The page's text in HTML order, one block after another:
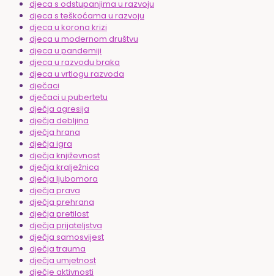
djeca s odstupanjima u razvoju
djeca s teškoćama u razvoju
djeca u korona krizi
djeca u modernom društvu
djeca u pandemiji
djeca u razvodu braka
djeca u vrtlogu razvoda
dječaci
dječaci u pubertetu
dječja agresija
dječja debljina
dječja hrana
dječja igra
dječja književnost
dječja kralježnica
dječja ljubomora
dječja prava
dječja prehrana
dječja pretilost
dječja prijateljstva
dječja samosvijest
dječja trauma
dječja umjetnost
dječje aktivnosti